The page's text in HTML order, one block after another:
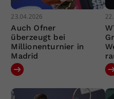
23.04.2026
Auch Ofner
überzeugt bei
Millionenturnier in
Madrid